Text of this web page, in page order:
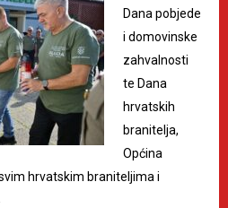
Dana pobjede
i domovinske
zahvalnosti
te Dana
hrvatskih
branitelja,
Općina
hrvatskim braniteljima i